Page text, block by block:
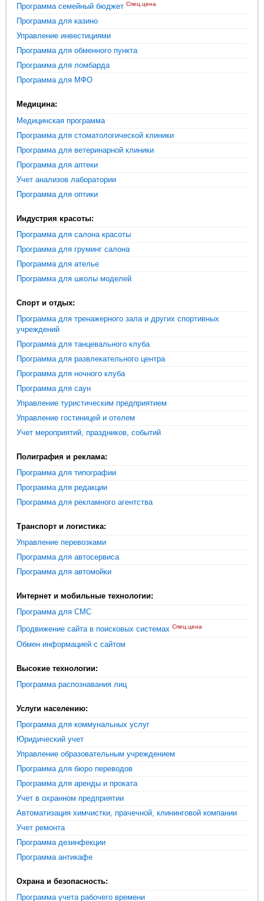
Программа семейный бюджет Спец.цена
Программа для казино
Управление инвестициями
Программа для обменного пункта
Программа для ломбарда
Программа для МФО
Медицина:
Медицинская программа
Программа для стоматологической клиники
Программа для ветеринарной клиники
Программа для аптеки
Учет анализов лаборатории
Программа для оптики
Индустрия красоты:
Программа для салона красоты
Программа для груминг салона
Программа для ателье
Программа для школы моделей
Спорт и отдых:
Программа для тренажерного зала и других спортивных
учреждений
Программа для танцевального клуба
Программа для развлекательного центра
Программа для ночного клуба
Программа для саун
Управление туристическим предприятием
Управление гостиницей и отелем
Учет мероприятий, праздников, событий
Полиграфия и реклама:
Программа для типографии
Программа для редакции
Программа для рекламного агентства
Транспорт и логистика:
Управление перевозками
Программа для автосервиса
Программа для автомойки
Интернет и мобильные технологии:
Программа для СМС
Продвижение сайта в поисковых системах Спец.цена
Обмен информацией с сайтом
Высокие технологии:
Программа распознавания лиц
Услуги населению:
Программа для коммунальных услуг
Юридический учет
Управление образовательным учреждением
Программа для бюро переводов
Программа для аренды и проката
Учет в охранном предприятии
Автоматизация химчистки, прачечной, клининговой компании
Учет ремонта
Программа дезинфекции
Программа антикафе
Охрана и безопасность:
Программа учета рабочего времени